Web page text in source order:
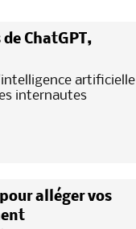
ChatGPT,
artificielle
internautes
alléger vos